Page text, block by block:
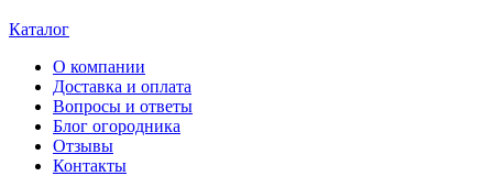
Каталог
О компании
Доставка и оплата
Вопросы и ответы
Блог огородника
Отзывы
Контакты